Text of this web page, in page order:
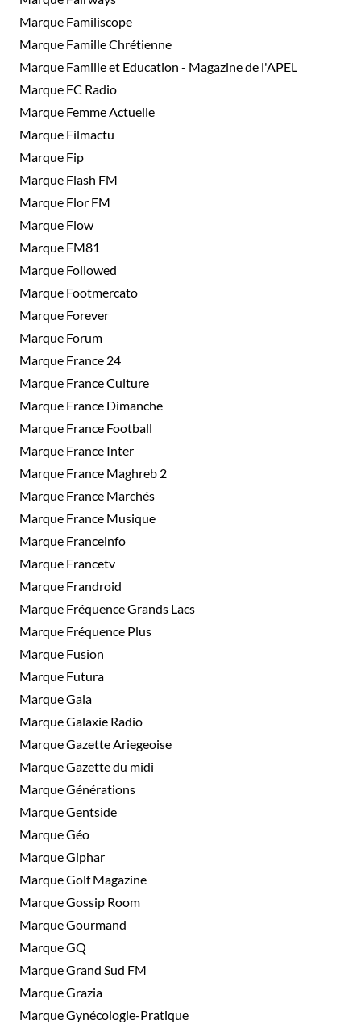
Marque Familiscope
Marque Famille Chrétienne
Marque Famille et Education - Magazine de l'APEL
Marque FC Radio
Marque Femme Actuelle
Marque Filmactu
Marque Fip
Marque Flash FM
Marque Flor FM
Marque Flow
Marque FM81
Marque Followed
Marque Footmercato
Marque Forever
Marque Forum
Marque France 24
Marque France Culture
Marque France Dimanche
Marque France Football
Marque France Inter
Marque France Maghreb 2
Marque France Marchés
Marque France Musique
Marque Franceinfo
Marque Francetv
Marque Frandroid
Marque Fréquence Grands Lacs
Marque Fréquence Plus
Marque Fusion
Marque Futura
Marque Gala
Marque Galaxie Radio
Marque Gazette Ariegeoise
Marque Gazette du midi
Marque Générations
Marque Gentside
Marque Géo
Marque Giphar
Marque Golf Magazine
Marque Gossip Room
Marque Gourmand
Marque GQ
Marque Grand Sud FM
Marque Grazia
Marque Gynécologie-Pratique